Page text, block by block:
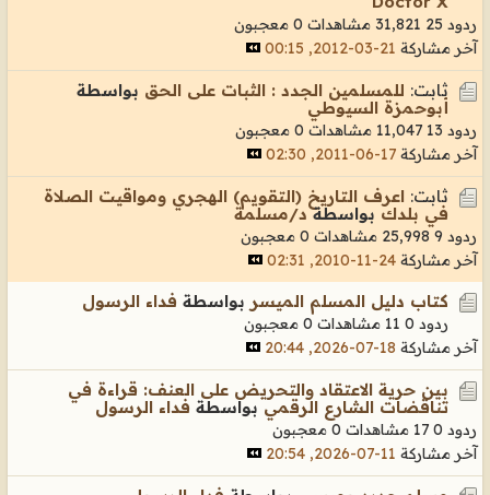
ردود 25 31,821 مشاهدات
0 معجبون
آخر مشاركة 21-03-2012, 00:15
ثابت: للمسلمين الجدد : الثبات على الحق بواسطة
أبوحمزة السيوطي
ردود 13 11,047 مشاهدات
0 معجبون
آخر مشاركة 17-06-2011, 02:30
ثابت: اعرف التاريخ (التقويم) الهجري ومواقيت الصلاة
في بلدك بواسطةد/مسلمة
ردود 9 25,998 مشاهدات
0 معجبون
آخر مشاركة 24-11-2010, 02:31
كتاب دليل المسلم الميسر بواسطة فداء الرسول
ردود 0 11 مشاهدات
0 معجبون
آخر مشاركة 18-07-2026, 20:44
بين حرية الاعتقاد والتحريض على العنف: قراءة في
تناقضات الشارع الرقمي بواسطة فداء الرسول
ردود 0 17 مشاهدات
0 معجبون
آخر مشاركة 11-07-2026, 20:54